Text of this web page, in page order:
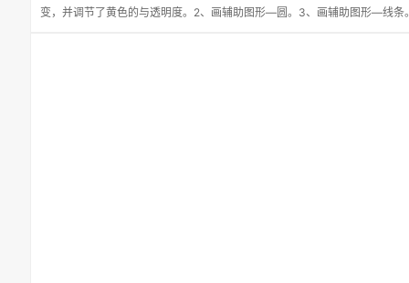
变，并调节了黄色的与透明度。2、画辅助图形—圆。3、画辅助图形—线条